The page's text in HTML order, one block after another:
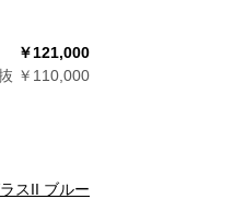
￥121,000
￥110,000
スII ブルー